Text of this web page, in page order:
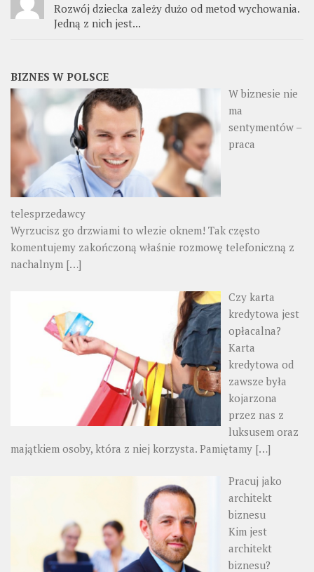
Rozwój dziecka zależy dużo od metod wychowania.
Jedną z nich jest...
BIZNES W POLSCE
W biznesie nie
ma
sentymentów –
praca
telesprzedawcy
Wyrzucisz go drzwiami to wlezie oknem! Tak często
komentujemy zakończoną właśnie rozmowę telefoniczną z
nachalnym […]
Czy karta
kredytowa jest
opłacalna?
Karta
kredytowa od
zawsze była
kojarzona
przez nas z
luksusem oraz
majątkiem osoby, która z niej korzysta. Pamiętamy […]
Pracuj jako
architekt
biznesu
Kim jest
architekt
biznesu?